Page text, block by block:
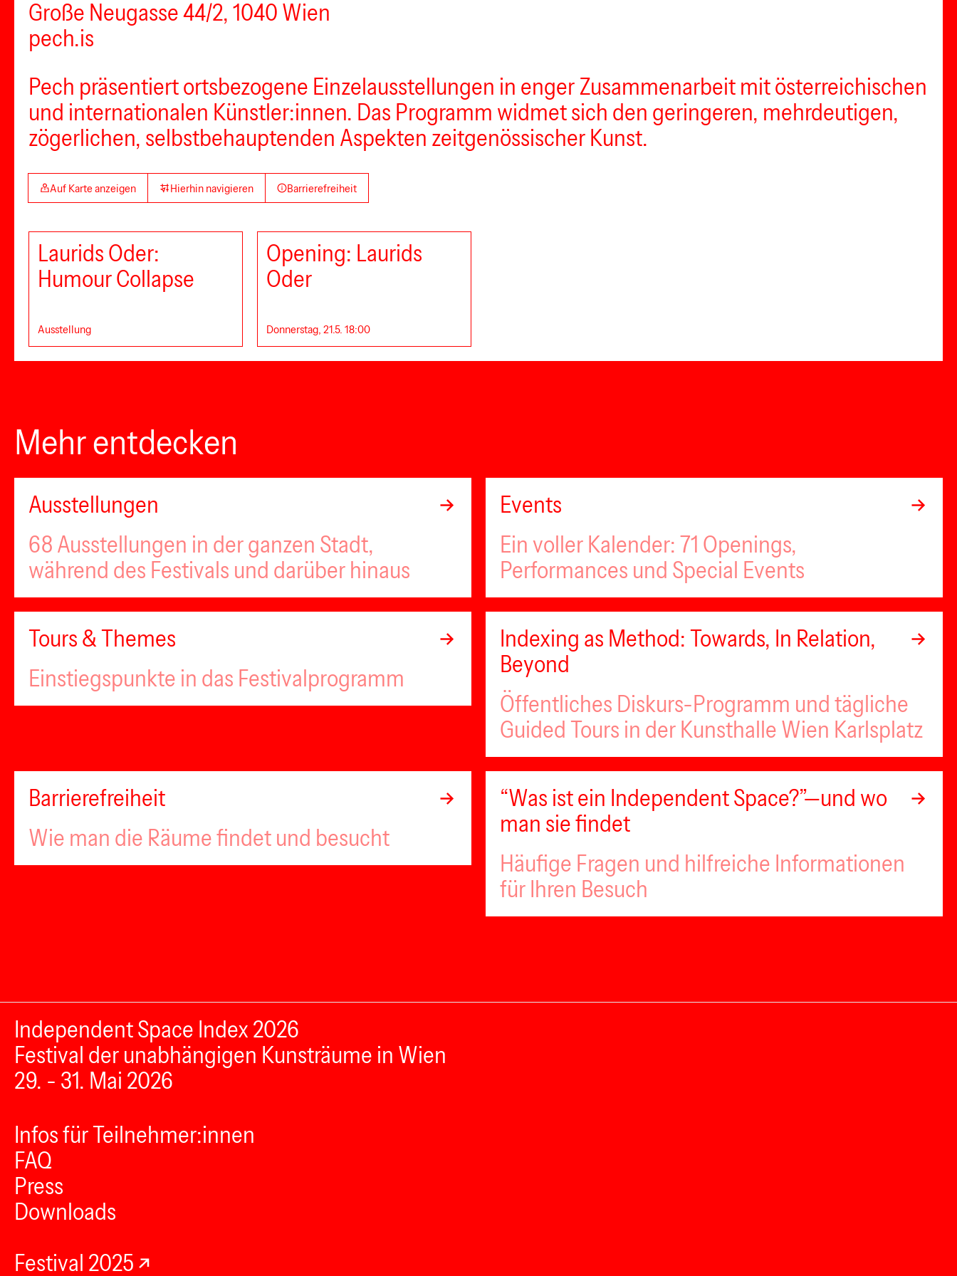
Große Neugasse 44/2, 1040 Wien
pech.is
Pech präsentiert ortsbezogene Einzelausstellungen in enger Zusammenarbeit mit österreichischen
und internationalen Künstler:innen. Das Programm widmet sich den geringeren, mehrdeutigen,
zögerlichen, selbstbehauptenden Aspekten zeitgenössischer Kunst.
Auf Karte anzeigen Hierhin navigieren Barrierefreiheit
Laurids Oder:
Humour Collapse
Ausstellung
Opening: Laurids
Oder
Donnerstag, 21.5. 18:00
Mehr entdecken
Ausstellungen
68 Ausstellungen in der ganzen Stadt,
während des Festivals und darüber hinaus
Events
Ein voller Kalender: 71 Openings,
Performances und Special Events
Tours & Themes
Einstiegspunkte in das Festivalprogramm
Indexing as Method: Towards, In Relation,
Beyond
Öffentliches Diskurs-Programm und tägliche
Guided Tours in der Kunsthalle Wien Karlsplatz
Barrierefreiheit
Wie man die Räume findet und besucht
“Was ist ein Independent Space?”—und wo
man sie findet
Häufige Fragen und hilfreiche Informationen
für Ihren Besuch
Independent Space Index 2026
Festival der unabhängigen Kunsträume in Wien
29. - 31. Mai 2026
Infos für Teilnehmer:innen
FAQ
Press
Downloads
Festival 2025